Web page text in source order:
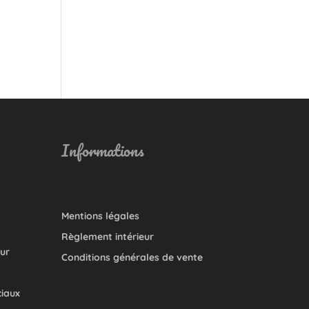
Informations
Mentions légales
Règlement intérieur
Conditions générales de vente